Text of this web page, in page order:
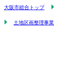
大阪市総合トップ
土地区画整理事業